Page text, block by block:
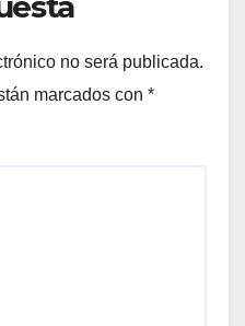
no será publicada.
marcados con *